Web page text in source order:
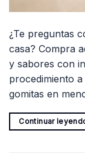
¿Te preguntas
casa? Compra
y sabores con
procedimiento
gomitas en
Continuar